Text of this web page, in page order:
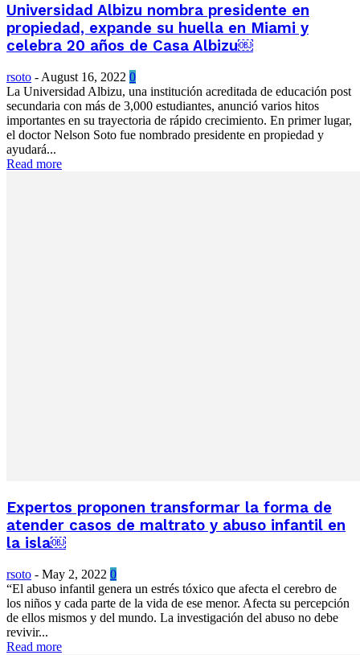
Universidad Albizu nombra presidente en
propiedad, expande su huella en Miami y
celebra 20 años de Casa Albizu￼
rsoto - August 16, 2022 0
La Universidad Albizu, una institución acreditada de educación post
secundaria con más de 3,000 estudiantes, anunció varios hitos
importantes en su trayectoria de rápido crecimiento. En primer lugar,
el doctor Nelson Soto fue nombrado presidente en propiedad y
ayudará...
Read more
Expertos proponen transformar la forma de
atender casos de maltrato y abuso infantil en
la isla￼
rsoto - May 2, 2022 0
“El abuso infantil genera un estrés tóxico que afecta el cerebro de
los niños y cada parte de la vida de ese menor. Afecta su percepción
de ellos mismos y del mundo. La investigación del abuso no debe
revivir...
Read more